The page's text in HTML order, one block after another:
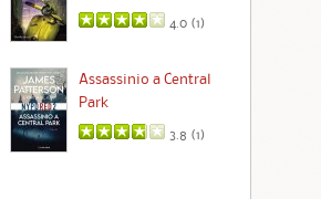
4.0 (1)
Assassinio a Central
Park
3.8 (1)